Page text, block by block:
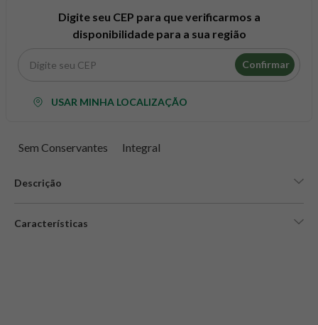
Digite seu CEP para que verificarmos a
disponibilidade para a sua região
Confirmar
USAR MINHA LOCALIZAÇÃO
Sem Conservantes Integral
Descrição
Características
psyllium